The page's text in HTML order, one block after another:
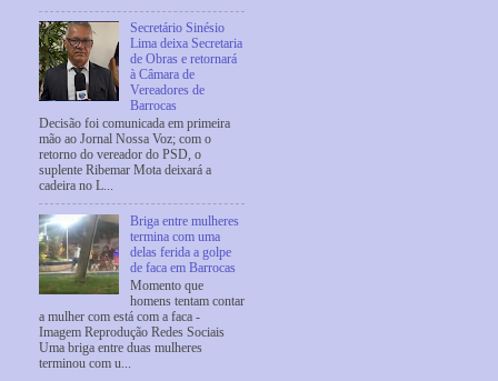
Secretário Sinésio
Lima deixa Secretaria
de Obras e retornará
à Câmara de
Vereadores de
Barrocas
Decisão foi comunicada em primeira
mão ao Jornal Nossa Voz; com o
retorno do vereador do PSD, o
suplente Ribemar Mota deixará a
cadeira no L...
Briga entre mulheres
termina com uma
delas ferida a golpe
de faca em Barrocas
Momento que
homens tentam contar
a mulher com está com a faca -
Imagem Reprodução Redes Sociais
Uma briga entre duas mulheres
terminou com u...